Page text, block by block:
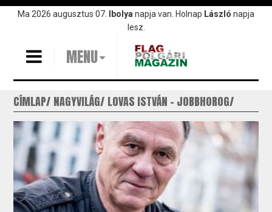
UgrásMa 2026 augusztus 07. Ibolya napja van. Holnap László napja
lesz.
MENU
CÍMLAP NAGYVILÁG LOVAS ISTVÁN - JOBBHOROG